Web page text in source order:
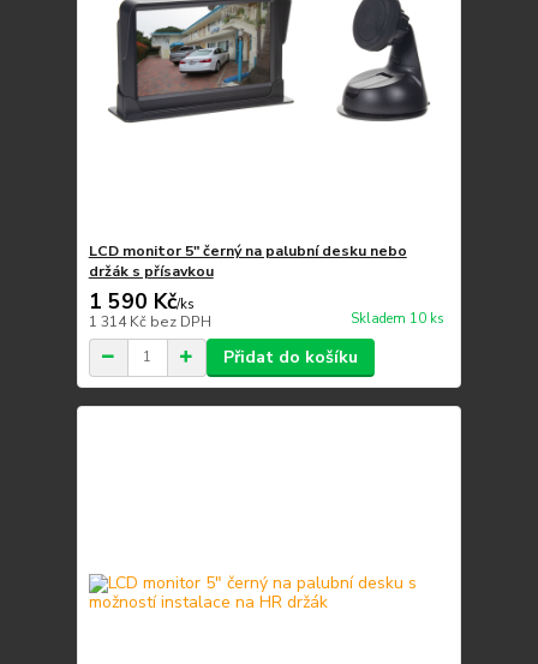
LCD monitor 5" černý na palubní desku nebo
držák s přísavkou
1 590 Kč/ks
1 314 Kč bez DPH Skladem 10 ks
Přidat do košíku